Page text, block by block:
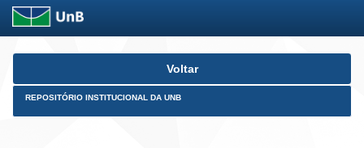
Skip
Voltar
REPOSITÓRIO INSTITUCIONAL DA UNB